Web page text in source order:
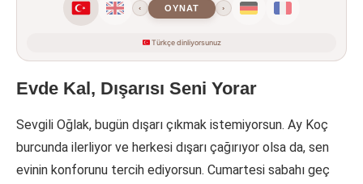
‹ OYNAT ›
Türkçe dinliyorsunuz
Evde Kal, Dışarısı Seni Yorar
Sevgili Oğlak, bugün dışarı çıkmak istemiyorsun. Ay Koç
burcunda ilerliyor ve herkesi dışarı çağırıyor olsa da, sen
evinin konforunu tercih ediyorsun. Cumartesi sabahı geç